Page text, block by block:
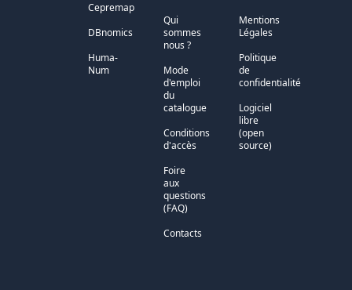
Cepremap
DBnomics
Huma-
Num
Qui
sommes
nous ?
Mode
d'emploi
du
catalogue
Conditions
d'accès
Foire
aux
questions
(FAQ)
Contacts
Mentions
Légales
Politique
de
confidentialité
Logiciel
libre
(open
source)